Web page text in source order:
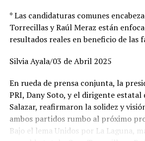
TOPICS RELACIONADOS: DURANGO
UP NEXT
ARRANCA MEGA PROGRAMA DE
VIVIENDA PARA CERCA DE 5 MIL
“EN VISITAS DE AMLO, NOS HA IDO
* Las candidaturas comunes
Torrecillas y Raúl Meraz están
resultados reales en beneficio de las
Silvia Ayala/03 de Abril 2025
En rueda de prensa conjunta, la
PRI, Dany Soto, y el dirigente estatal
Salazar, reafirmaron la solidez y
ambos partidos rumbo al próximo
Bajo el lema Unidos por La Laguna,